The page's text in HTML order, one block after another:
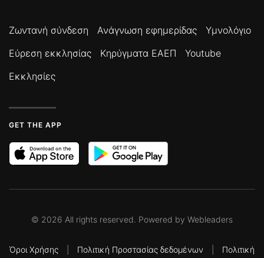
Ζωντανή σύνδεση Ανάγνωση εφημερίδας
Υμνολόγιο
Εύρεση εκκλησίας
Κηρύγματα ΕΑΕΠ
Youtube
Εκκλησίες
GET THE APP
© 2026 All rights reserved. Powered by Webleaders
Όροι Χρήσης Πολιτική Προστασίας δεδομένων
Πολιτική